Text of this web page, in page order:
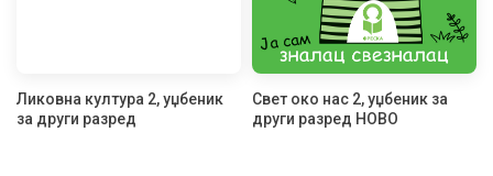
Ликовна култура 2, уџбеник
за други разред
Свет око нас 2, уџбеник за
други разред НОВО